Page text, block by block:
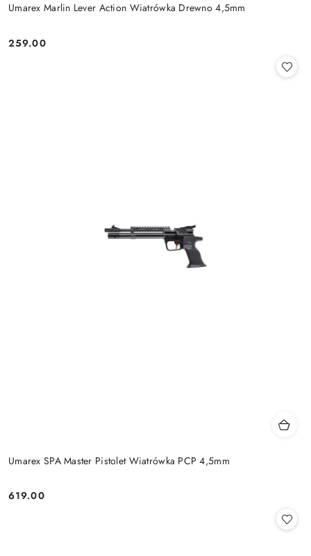
Umarex Marlin Lever Action Wiatrówka Drewno 4,5mm
Cena:
259.00
Umarex SPA Master Pistolet Wiatrówka PCP 4,5mm
Cena:
619.00